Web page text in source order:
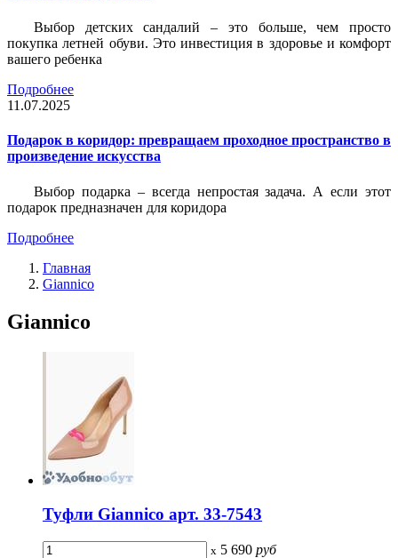
Выбор детских сандалий – это больше, чем просто
покупка летней обуви. Это инвестиция в здоровье и комфорт
вашего ребенка
Подробнее
11.07.2025
Подарок в коридор: превращаем проходное пространство в
произведение искусства
Выбор подарка – всегда непростая задача. А если этот
подарок предназначен для коридора
Подробнее
Главная
Giannico
Giannico
Туфли Giannico арт. 33-7543
x 5 690 руб